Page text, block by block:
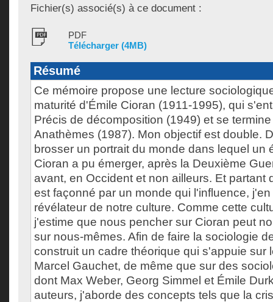
Fichier(s) associé(s) à ce document :
PDF
Télécharger (4MB)
Résumé
Ce mémoire propose une lecture
maturité d'Émile Cioran (1911-1995), qui
Précis de décomposition (1949) et se
Anathèmes (1987). Mon objectif est double.
brosser un portrait du monde dans lequel un
Cioran a pu émerger, après la Deuxième
avant, en Occident et non ailleurs. Et partant
est façonné par un monde qui l'influence,
révélateur de notre culture. Comme cette
j'estime que nous pencher sur Cioran peut
sur nous-mêmes. Afin de faire la sociologie
construit un cadre théorique qui s'appuie sur
Marcel Gauchet, de même que sur des
dont Max Weber, Georg Simmel et Émile
auteurs, j'aborde des concepts tels que la